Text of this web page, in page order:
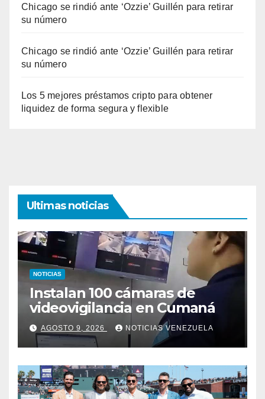
Chicago se rindió ante ‘Ozzie’ Guillén para retirar
su número
Chicago se rindió ante ‘Ozzie’ Guillén para retirar
su número
Los 5 mejores préstamos cripto para obtener
liquidez de forma segura y flexible
Ultimas noticias
NOTICIAS
Instalan 100 cámaras de
videovigilancia en Cumaná
AGOSTO 9, 2026 NOTICIAS VENEZUELA